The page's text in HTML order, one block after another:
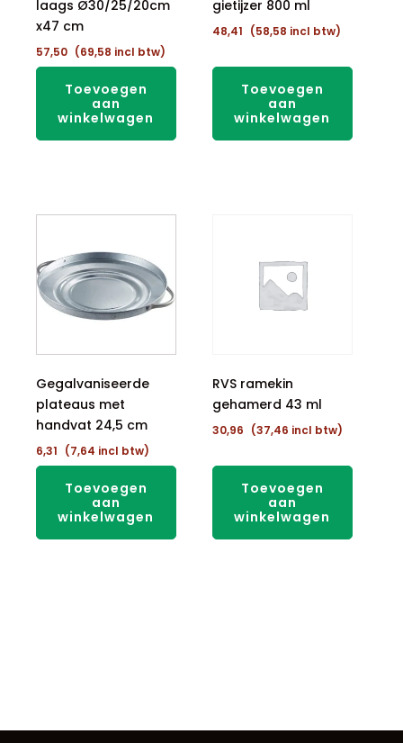
laags Ø30/25/20cm
x47 cm
57,50 (69,58 incl btw)
Toevoegen
aan
winkelwagen
gietijzer 800 ml
48,41 (58,58 incl btw)
Toevoegen
aan
winkelwagen
Gegalvaniseerde
plateaus met
handvat 24,5 cm
6,31 (7,64 incl btw)
Toevoegen
aan
winkelwagen
RVS ramekin
gehamerd 43 ml
30,96 (37,46 incl btw)
Toevoegen
aan
winkelwagen